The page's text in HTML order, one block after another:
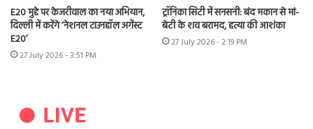
E20 मुद्दे पर केजरीवाल का नया अभियान,
दिल्ली में करेंगे ‘नेशनल टाउनहॉल अगेंस्ट
E20’
27 July 2026 - 3:51 PM
ट्रॉनिका सिटी में सनसनी: बंद मकान से मां-
बेटी के शव बरामद, हत्या की आशंका
27 July 2026 - 2:19 PM